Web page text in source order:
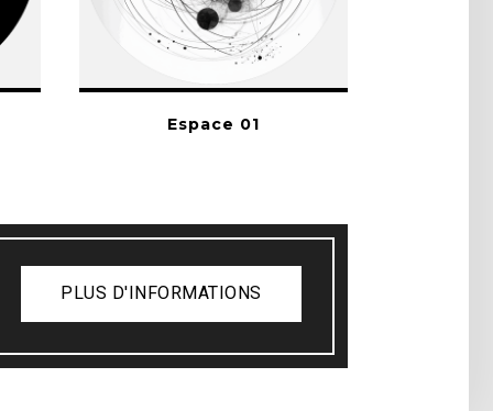
Espace 01
PLUS D'INFORMATIONS